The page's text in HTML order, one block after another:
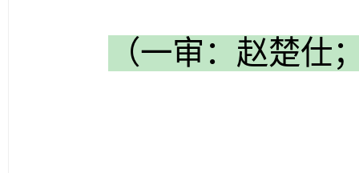
（一审：赵楚仕